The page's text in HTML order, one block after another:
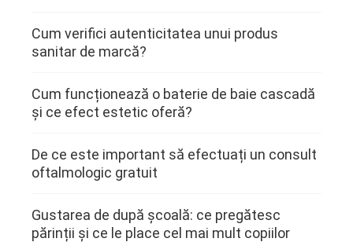
Cum verifici autenticitatea unui produs
sanitar de marcă?
Cum funcționează o baterie de baie cascadă
și ce efect estetic oferă?
De ce este important să efectuați un consult
oftalmologic gratuit
Gustarea de după școală: ce pregătesc
părinții și ce le place cel mai mult copiilor